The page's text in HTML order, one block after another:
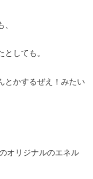
しても。
とかするぜえ！みたい
オリジナルのエネル